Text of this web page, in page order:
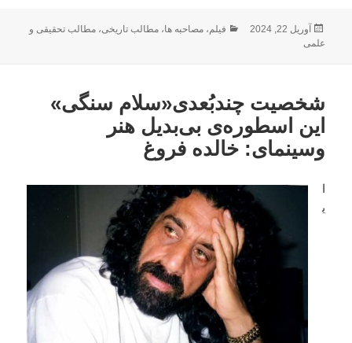
ارسال
شده
آوریل 22, 2024 دسته‌ها
فیلم،مصاحبه ها،مطالب تاریخی،مطالب تحقیقی و
علمی
شخصیت چند‌بُعدی«سلام سنگی»
این اسطوره‌ی بی‌بدیل هنر
وسینمای: خالده فروغ
ا
ی